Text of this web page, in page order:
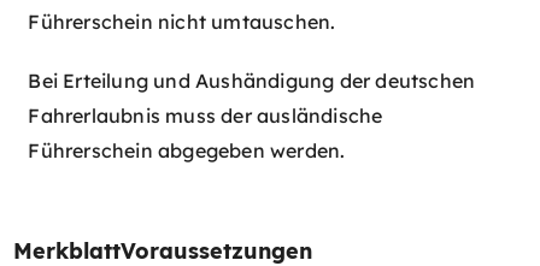
Führerschein nicht umtauschen.
Bei Erteilung und Aushändigung der deutschen
Fahrerlaubnis muss der ausländische
Führerschein abgegeben werden.
MerkblattVoraussetzungen